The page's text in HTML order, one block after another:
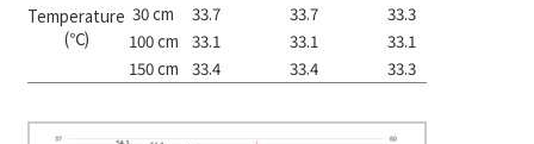
Temperature
(℃)
30 cm
33.7 33.7 33.3
100 cm
33.1 33.1 33.1
150 cm
33.4 33.4 33.3